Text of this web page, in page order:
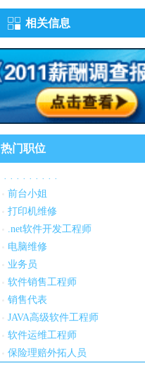
客服QQ:2692290505
充100送20
相关信息
热门职位
前台小姐
·
打印机维修
·
.net软件开发工程师
·
电脑维修
·
业务员
·
软件销售工程师
·
销售代表
·
JAVA高级软件工程师
·
软件运维工程师
·
保险理赔外拓人员